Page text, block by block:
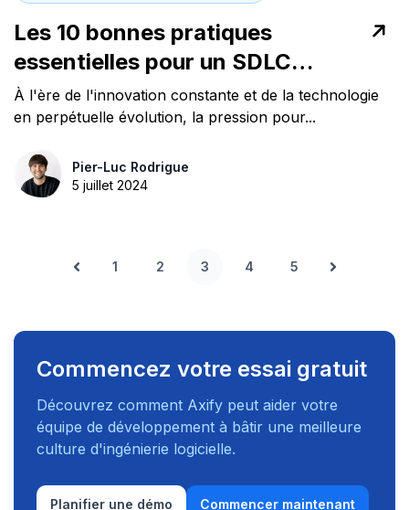
Les 10 bonnes pratiques
essentielles pour un SDLC
efficace
À l'ère de l'innovation constante et de la technologie
en perpétuelle évolution, la pression pour...
Pier-Luc Rodrigue
5 juillet 2024
Précédent
1 2 3 4 5
Suivant
Commencez votre essai gratuit
Découvrez comment Axify peut aider votre
équipe de développement à bâtir une meilleure
culture d'ingénierie logicielle.
Planifier une démo Commencer maintenant